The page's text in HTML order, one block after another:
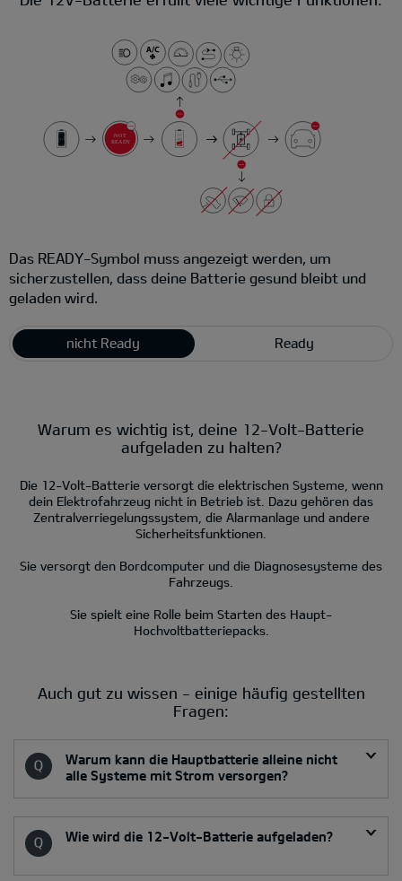
Das READY-Symbol muss angezeigt werden, um
sicherzustellen, dass deine Batterie gesund bleibt und
geladen wird.
nicht Ready Ready
Warum es wichtig ist, deine 12-Volt-Batterie
aufgeladen zu halten?
Die 12-Volt-Batterie versorgt die elektrischen Systeme, wenn
dein Elektrofahrzeug nicht in Betrieb ist. Dazu gehören das
Zentralverriegelungssystem, die Alarmanlage und andere
Sicherheitsfunktionen.
Sie versorgt den Bordcomputer und die Diagnosesysteme des
Fahrzeugs.
Sie spielt eine Rolle beim Starten des Haupt-
Hochvoltbatteriepacks.
Auch gut zu wissen - einige häufig gestellten
Fragen:
Warum kann die Hauptbatterie alleine nicht
alle Systeme mit Strom versorgen?
Wie wird die 12-Volt-Batterie aufgeladen?